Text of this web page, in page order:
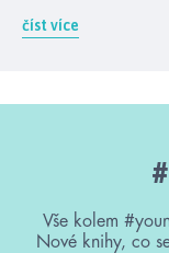
číst více
Vše kolem
Nové knihy, co